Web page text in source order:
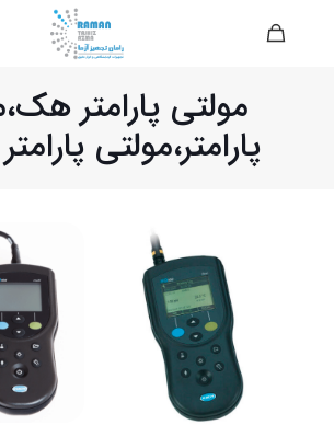
مولتی پارامتر
پارامتر،مولتی